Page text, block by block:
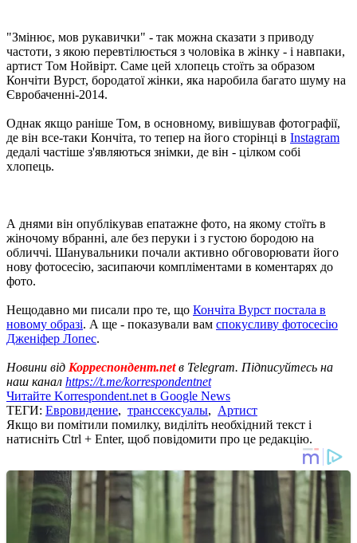
"Змінює, мов рукавички" - так можна сказати з приводу
частоти, з якою перевтілюється з чоловіка в жінку - і навпаки,
артист Том Нойвірт. Саме цей хлопець стоїть за образом
Кончіти Вурст, бородатої жінки, яка наробила багато шуму на
Євробаченні-2014.
Однак якщо раніше Том, в основному, вивішував фотографії,
де він все-таки Кончіта, то тепер на його сторінці в Instagram
дедалі частіше з'являються знімки, де він - цілком собі
хлопець.
А днями він опублікував епатажне фото, на якому стоїть в
жіночому вбранні, але без перуки і з густою бородою на
обличчі. Шанувальники почали активно обговорювати його
нову фотосесію, засипаючи компліментами в коментарях до
фото.
Нещодавно ми писали про те, що Кончіта Вурст постала в
новому образі. А ще - показували вам спокусливу фотосесію
Дженіфер Лопес.
Новини від Корреспондент.netв Telegram. Підписуйтесь на
наш канал https://t.me/korrespondentnet
Читайте Korrespondent.net в Google News
ТЕГИ: Евровидение, транссексуалы, Артист
Якщо ви помітили помилку, виділіть необхідний текст і
натисніть Ctrl + Enter, щоб повідомити про це редакцію.